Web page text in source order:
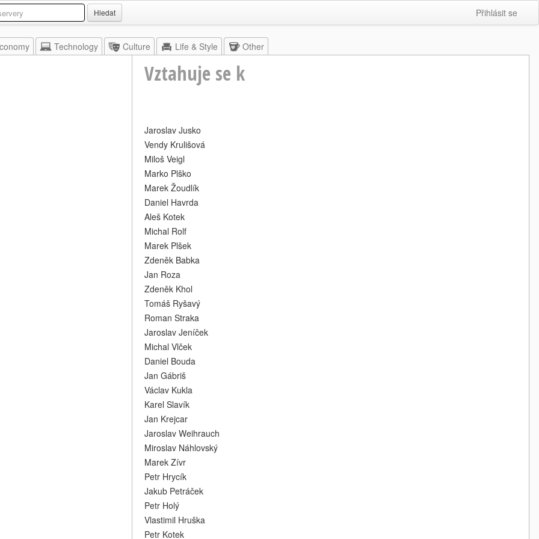
Hledat Přihlásit se
Technology Culture Life & Style Other
Vztahuje se k
Jaroslav Jusko
Vendy Krulišová
Miloš Veigl
Marko Plško
Marek Žoudlík
Daniel Havrda
Aleš Kotek
Michal Rolf
Marek Plšek
Zdeněk Babka
Jan Roza
Zdeněk Khol
Tomáš Ryšavý
Roman Straka
Jaroslav Jeníček
Michal Vlček
Daniel Bouda
Jan Gábriš
Václav Kukla
Karel Slavík
Jan Krejcar
Jaroslav Weihrauch
Miroslav Náhlovský
Marek Zívr
Petr Hrycík
Jakub Petráček
Petr Holý
Vlastimil Hruška
Petr Kotek